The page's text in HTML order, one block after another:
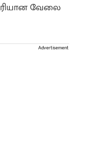
வேலை
Advertisement